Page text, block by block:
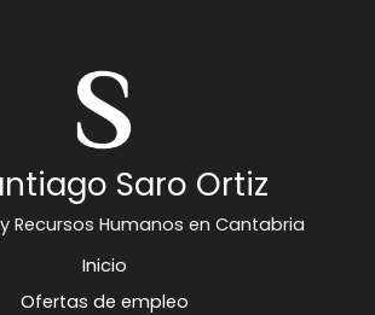
Saro Ortiz
Recursos Humanos en Cantabria
Inicio
Ofertas de empleo